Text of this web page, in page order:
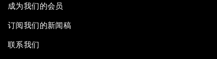
成为我们的会员
订阅我们的新闻稿
联系我们